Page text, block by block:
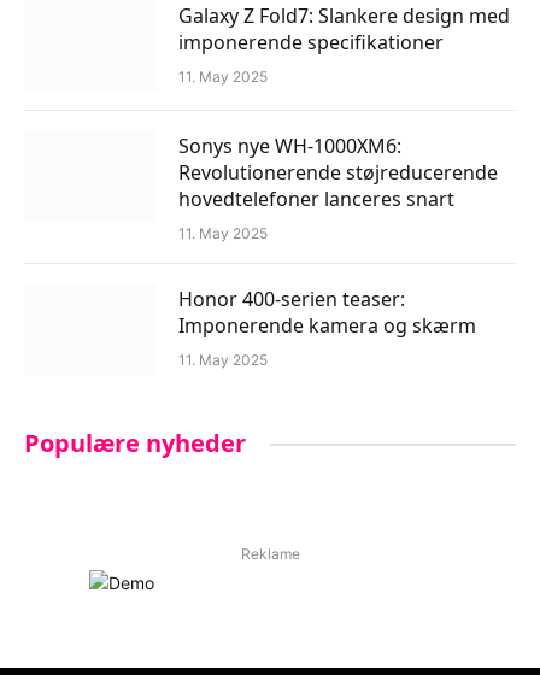
Galaxy Z Fold7: Slankere design med
imponerende specifikationer
11. May 2025
Sonys nye WH-1000XM6:
Revolutionerende støjreducerende
hovedtelefoner lanceres snart
11. May 2025
Honor 400-serien teaser:
Imponerende kamera og skærm
11. May 2025
Populære nyheder
Reklame